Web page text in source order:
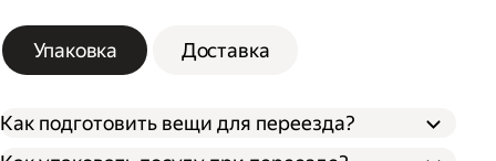
Упаковка Доставка
Как подготовить вещи для переезда?